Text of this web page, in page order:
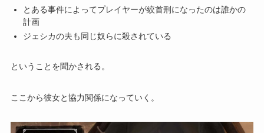
とある事件によってプレイヤーが絞首刑になったのは誰かの
計画
ジェシカの夫も同じ奴らに殺されている
ということを聞かされる。
ここから彼女と協力関係になっていく。